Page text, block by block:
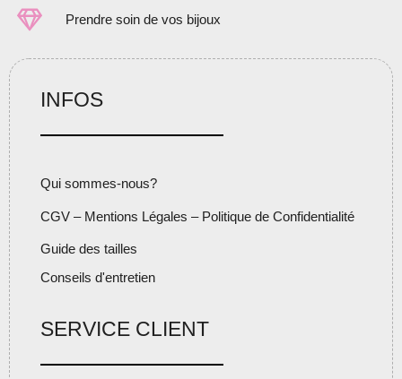
Prendre soin de vos bijoux
INFOS
Qui sommes-nous?
CGV – Mentions Légales – Politique de Confidentialité
Guide des tailles
Conseils d'entretien
SERVICE CLIENT